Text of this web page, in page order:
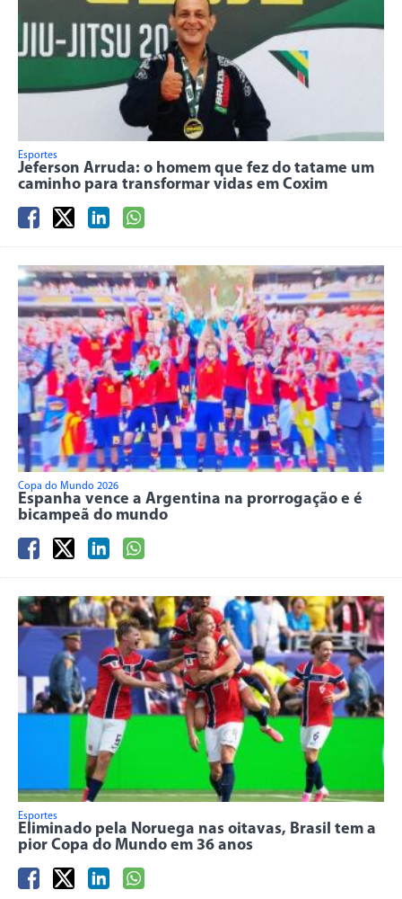
Esportes
Jeferson Arruda: o homem que fez do tatame um
caminho para transformar vidas em Coxim
Copa do Mundo 2026
Espanha vence a Argentina na prorrogação e é
bicampeã do mundo
Esportes
Eliminado pela Noruega nas oitavas, Brasil tem a
pior Copa do Mundo em 36 anos